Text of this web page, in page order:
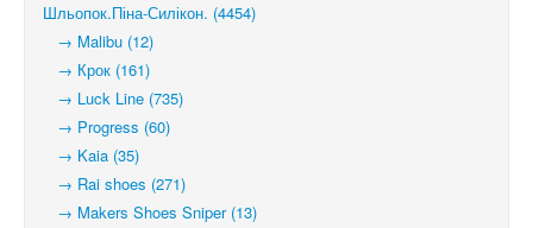
Шльопок.Піна-Силікон. (4454)
→ Malibu (12)
→ Крок (161)
→ Luck Line (735)
→ Progress (60)
→ Kaia (35)
→ Rai shoes (271)
→ Makers Shoes Sniper (13)